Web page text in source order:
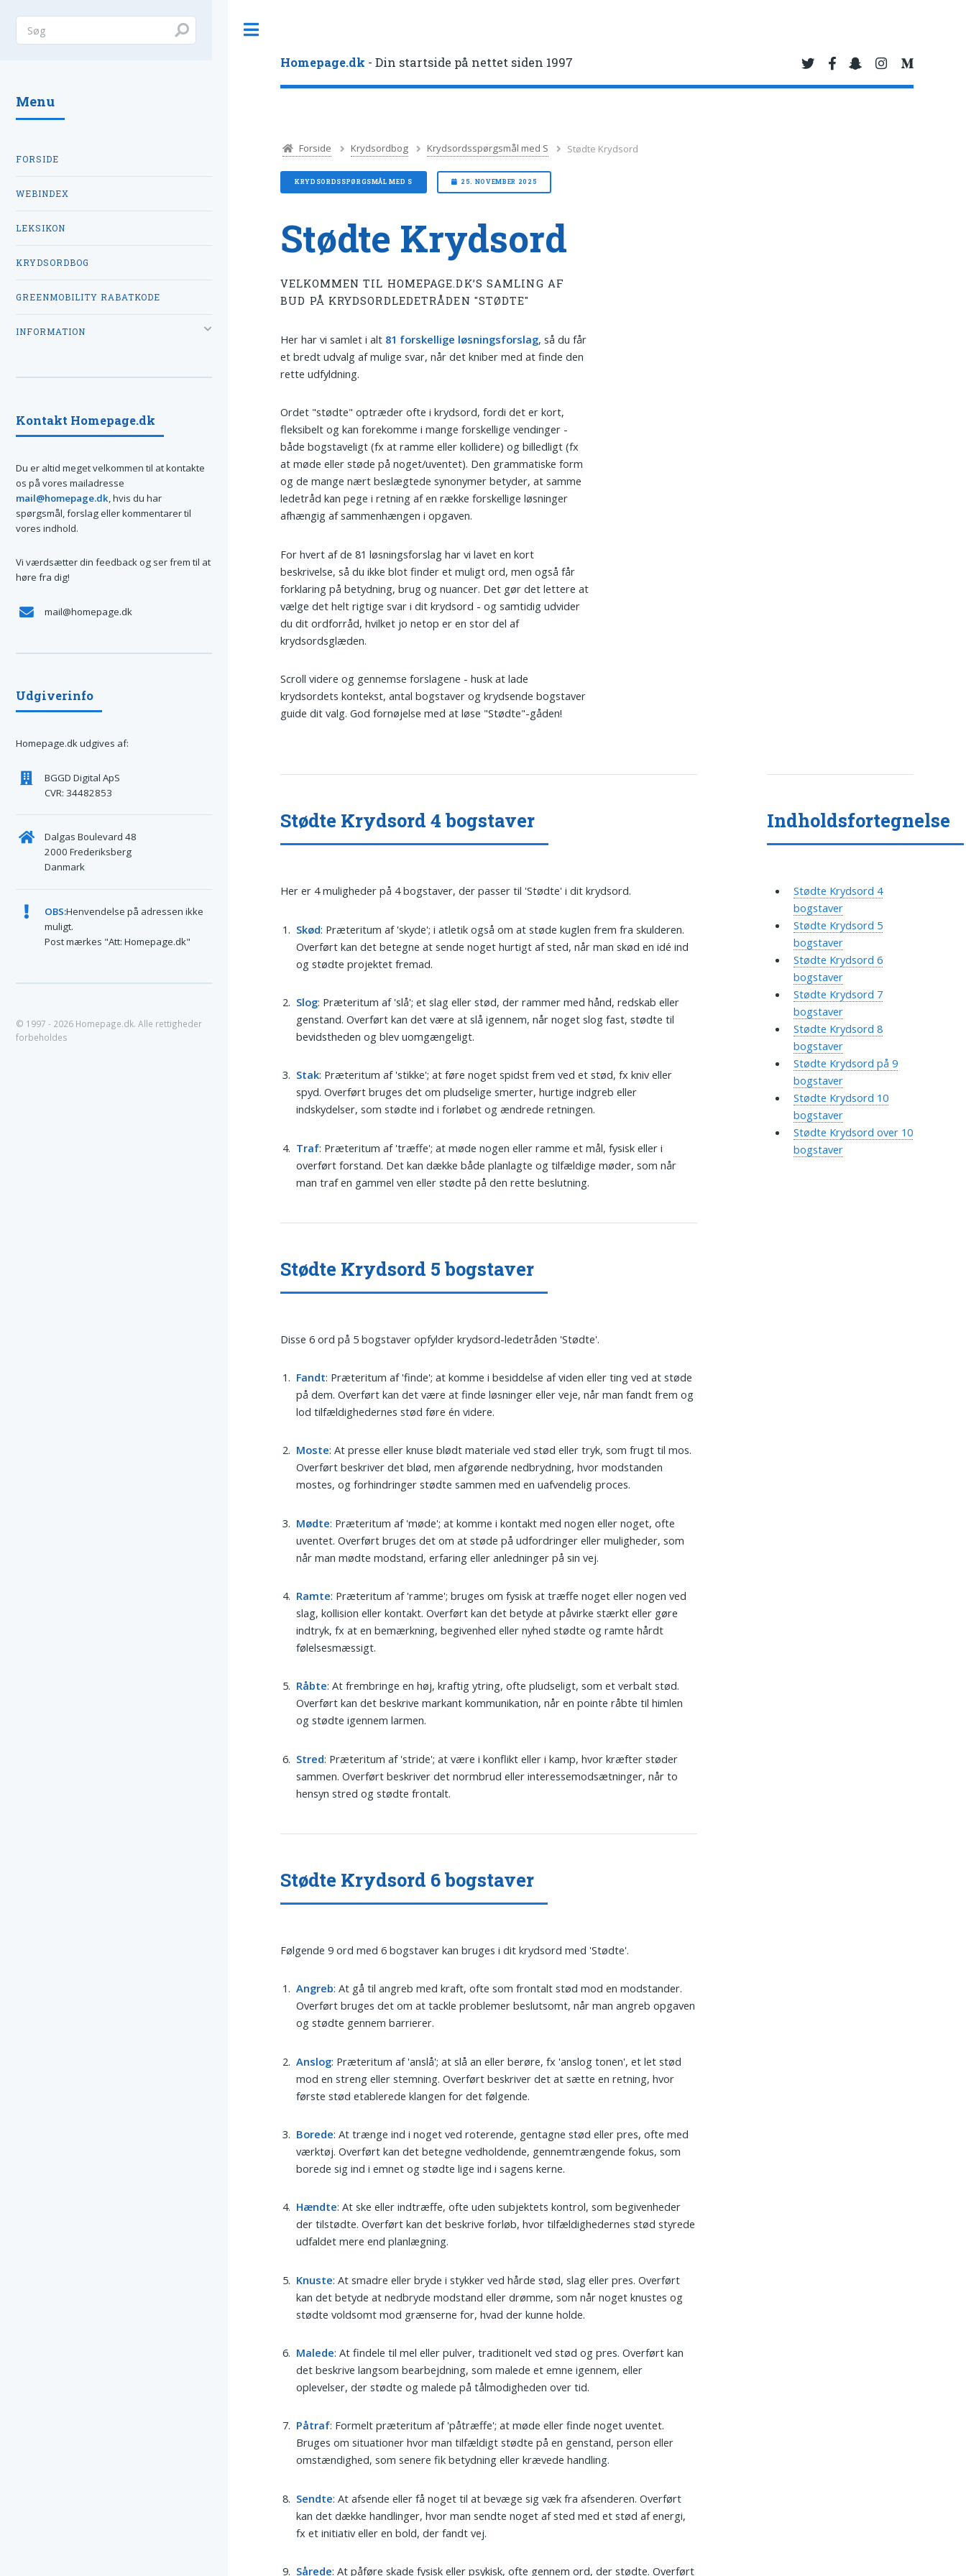
Homepage.dk - Din startside på nettet siden 1997
Forside Krydsordbog Krydsordsspørgsmål med S Stødte Krydsord
KRYDSORDSSPØRGSMÅL MED S 25. NOVEMBER 2025
Stødte Krydsord
VELKOMMEN TIL HOMEPAGE.DK’S SAMLING AF
BUD PÅ KRYDSORDLEDETRÅDEN "STØDTE"
Her har vi samlet i alt 81 forskellige løsningsforslag, så du får
et bredt udvalg af mulige svar, når det kniber med at finde den
rette udfyldning.
Ordet "stødte" optræder ofte i krydsord, fordi det er kort,
fleksibelt og kan forekomme i mange forskellige vendinger -
både bogstaveligt (fx at ramme eller kollidere) og billedligt (fx
at møde eller støde på noget/uventet). Den grammatiske form
og de mange nært beslægtede synonymer betyder, at samme
ledetråd kan pege i retning af en række forskellige løsninger
afhængig af sammenhængen i opgaven.
For hvert af de 81 løsningsforslag har vi lavet en kort
beskrivelse, så du ikke blot finder et muligt ord, men også får
forklaring på betydning, brug og nuancer. Det gør det lettere at
vælge det helt rigtige svar i dit krydsord - og samtidig udvider
du dit ordforråd, hvilket jo netop er en stor del af
krydsordsglæden.
Scroll videre og gennemse forslagene - husk at lade
krydsordets kontekst, antal bogstaver og krydsende bogstaver
guide dit valg. God fornøjelse med at løse "Stødte"-gåden!
Stødte Krydsord 4 bogstaver
Her er 4 muligheder på 4 bogstaver, der passer til 'Stødte' i dit krydsord.
Skød: Præteritum af 'skyde'; i atletik også om at støde kuglen frem fra skulderen.
Overført kan det betegne at sende noget hurtigt af sted, når man skød en idé ind
og stødte projektet fremad.
Slog: Præteritum af 'slå'; et slag eller stød, der rammer med hånd, redskab eller
genstand. Overført kan det være at slå igennem, når noget slog fast, stødte til
bevidstheden og blev uomgængeligt.
Stak: Præteritum af 'stikke'; at føre noget spidst frem ved et stød, fx kniv eller
spyd. Overført bruges det om pludselige smerter, hurtige indgreb eller
indskydelser, som stødte ind i forløbet og ændrede retningen.
Traf: Præteritum af 'træffe'; at møde nogen eller ramme et mål, fysisk eller i
overført forstand. Det kan dække både planlagte og tilfældige møder, som når
man traf en gammel ven eller stødte på den rette beslutning.
Stødte Krydsord 5 bogstaver
Disse 6 ord på 5 bogstaver opfylder krydsord-ledetråden 'Stødte'.
Fandt: Præteritum af 'finde'; at komme i besiddelse af viden eller ting ved at støde
på dem. Overført kan det være at finde løsninger eller veje, når man fandt frem og
lod tilfældighedernes stød føre én videre.
Moste: At presse eller knuse blødt materiale ved stød eller tryk, som frugt til mos.
Overført beskriver det blød, men afgørende nedbrydning, hvor modstanden
mostes, og forhindringer stødte sammen med en uafvendelig proces.
Mødte: Præteritum af 'møde'; at komme i kontakt med nogen eller noget, ofte
uventet. Overført bruges det om at støde på udfordringer eller muligheder, som
når man mødte modstand, erfaring eller anledninger på sin vej.
Ramte: Præteritum af 'ramme'; bruges om fysisk at træffe noget eller nogen ved
slag, kollision eller kontakt. Overført kan det betyde at påvirke stærkt eller gøre
indtryk, fx at en bemærkning, begivenhed eller nyhed stødte og ramte hårdt
følelsesmæssigt.
Råbte: At frembringe en høj, kraftig ytring, ofte pludseligt, som et verbalt stød.
Overført kan det beskrive markant kommunikation, når en pointe råbte til himlen
og stødte igennem larmen.
Stred: Præteritum af 'stride'; at være i konflikt eller i kamp, hvor kræfter støder
sammen. Overført beskriver det normbrud eller interessemodsætninger, når to
hensyn stred og stødte frontalt.
Stødte Krydsord 6 bogstaver
Følgende 9 ord med 6 bogstaver kan bruges i dit krydsord med 'Stødte'.
Angreb: At gå til angreb med kraft, ofte som frontalt stød mod en modstander.
Overført bruges det om at tackle problemer beslutsomt, når man angreb opgaven
og stødte gennem barrierer.
Anslog: Præteritum af 'anslå'; at slå an eller berøre, fx 'anslog tonen', et let stød
mod en streng eller stemning. Overført beskriver det at sætte en retning, hvor
første stød etablerede klangen for det følgende.
Borede: At trænge ind i noget ved roterende, gentagne stød eller pres, ofte med
værktøj. Overført kan det betegne vedholdende, gennemtrængende fokus, som
borede sig ind i emnet og stødte lige ind i sagens kerne.
Hændte: At ske eller indtræffe, ofte uden subjektets kontrol, som begivenheder
der tilstødte. Overført kan det beskrive forløb, hvor tilfældighedernes stød styrede
udfaldet mere end planlægning.
Knuste: At smadre eller bryde i stykker ved hårde stød, slag eller pres. Overført
kan det betyde at nedbryde modstand eller drømme, som når noget knustes og
stødte voldsomt mod grænserne for, hvad der kunne holde.
Malede: At findele til mel eller pulver, traditionelt ved stød og pres. Overført kan
det beskrive langsom bearbejdning, som malede et emne igennem, eller
oplevelser, der stødte og malede på tålmodigheden over tid.
Påtraf: Formelt præteritum af 'påtræffe'; at møde eller finde noget uventet.
Bruges om situationer hvor man tilfældigt stødte på en genstand, person eller
omstændighed, som senere fik betydning eller krævede handling.
Sendte: At afsende eller få noget til at bevæge sig væk fra afsenderen. Overført
kan det dække handlinger, hvor man sendte noget af sted med et stød af energi,
fx et initiativ eller en bold, der fandt vej.
Sårede: At påføre skade fysisk eller psykisk, ofte gennem ord, der stødte. Overført
Indholdsfortegnelse
Stødte Krydsord 4
bogstaver
Stødte Krydsord 5
bogstaver
Stødte Krydsord 6
bogstaver
Stødte Krydsord 7
bogstaver
Stødte Krydsord 8
bogstaver
Stødte Krydsord på 9
bogstaver
Stødte Krydsord 10
bogstaver
Stødte Krydsord over 10
bogstaver
Menu
FORSIDE
WEBINDEX
LEKSIKON
KRYDSORDBOG
GREENMOBILITY RABATKODE
INFORMATION
Kontakt Homepage.dk
Du er altid meget velkommen til at kontakte
os på vores mailadresse
mail@homepage.dk, hvis du har
spørgsmål, forslag eller kommentarer til
vores indhold.
Vi værdsætter din feedback og ser frem til at
høre fra dig!
mail@homepage.dk
Udgiverinfo
Homepage.dk udgives af:
BGGD Digital ApS
CVR: 34482853
Dalgas Boulevard 48
2000 Frederiksberg
Danmark
OBS:Henvendelse på adressen ikke
muligt.
Post mærkes "Att: Homepage.dk"
© 1997 - 2026 Homepage.dk. Alle rettigheder
forbeholdes